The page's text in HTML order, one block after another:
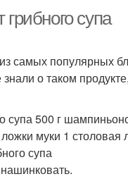
супа
самых популярных
о таком
супа 500 г
муки 1
супа